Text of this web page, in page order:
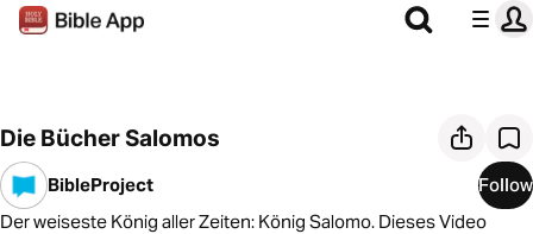
Die Bücher Salomos
BibleProject
Follow
Der weiseste König aller Zeiten: König Salomo. Dieses Video